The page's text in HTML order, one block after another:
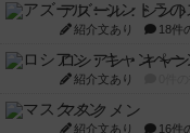
アズール：シン
紹介文あり 18件
ロシアン・キャ
紹介文あり
マスクメン
紹介文あり 16件